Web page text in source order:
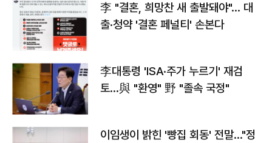
李 "결혼, 희망찬 새 출발돼야"… 대
출·청약 '결혼 페널티' 손본다
李대통령 'ISA·주가 누르기' 재검
토…與 "환영" 野 "졸속 국정"
이임생이 밝힌 '빵집 회동' 전말…"정